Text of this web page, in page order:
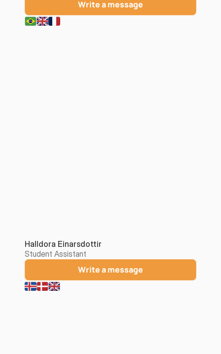
Write a message
Halldora Einarsdottir
Student Assistant
Write a message